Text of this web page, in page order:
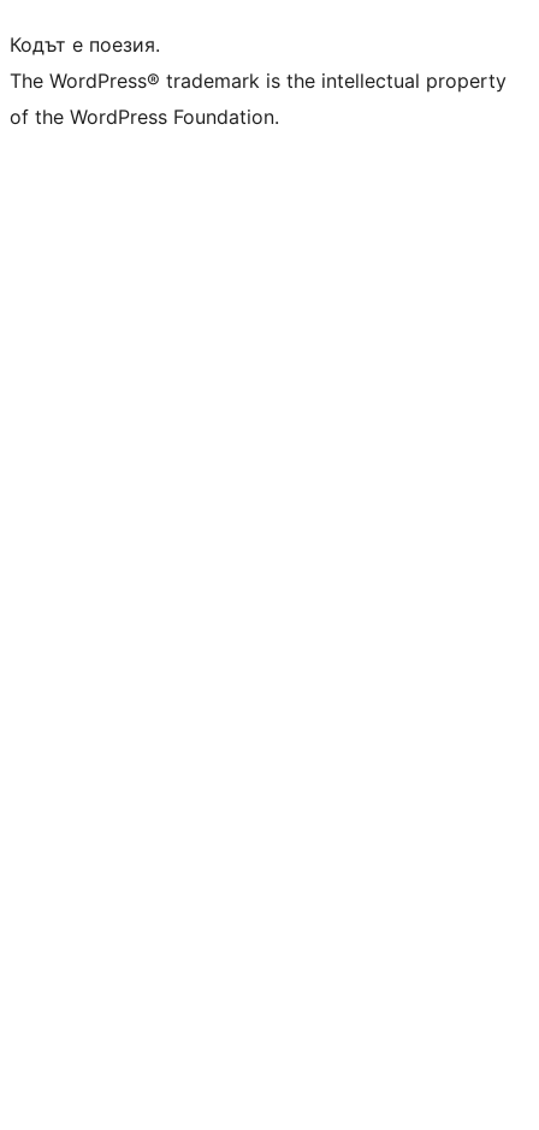
Кодът е поезия.
The WordPress® trademark is the intellectual property
of the WordPress Foundation.